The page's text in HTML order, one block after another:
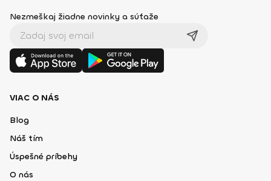
Nezmeškaj žiadne novinky a súťaže
VIAC O NÁS
Blog
Náš tím
Úspešné príbehy
O nás